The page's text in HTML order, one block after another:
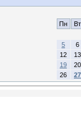
Пн Вт
5
6
12
13
19
20
26
27